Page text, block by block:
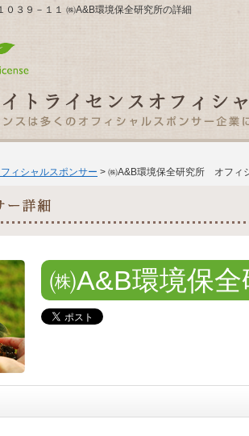
３９－１１ ㈱A&B環境保全研究所の詳細
ィシャルスポンサー > ㈱A&B環境保全研究所 オフィ
㈱A&B環境保全